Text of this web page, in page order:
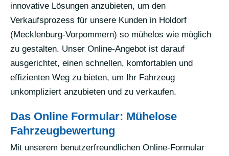
innovative Lösungen anzubieten, um den
Verkaufsprozess für unsere Kunden in Holdorf
(Mecklenburg-Vorpommern) so mühelos wie möglich
zu gestalten. Unser Online-Angebot ist darauf
ausgerichtet, einen schnellen, komfortablen und
effizienten Weg zu bieten, um Ihr Fahrzeug
unkompliziert anzubieten und zu verkaufen.
Das Online Formular: Mühelose
Fahrzeugbewertung
Mit unserem benutzerfreundlichen Online-Formular